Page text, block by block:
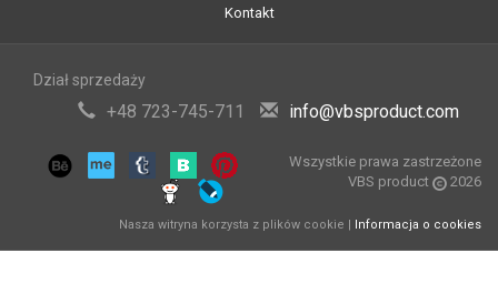
Kontakt
Dział sprzedaży
+48 723-745-711 info@vbsproduct.com
Wszystkie prawa zastrzeżone
VBS product
2026
Nasza witryna korzysta z plików cookie | Informacja o cookies